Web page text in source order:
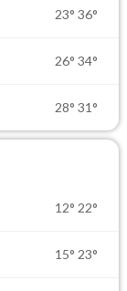
23° 36°
26° 34°
28° 31°
12° 22°
15° 23°